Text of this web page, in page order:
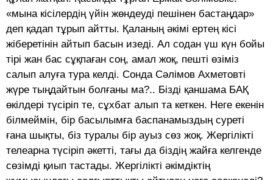
«мына кісілердің үйін жөндеуді пешінен бастаңдар»
деп қадап тұрып айтты. Қаланың әкімі ертең кісі
жіберетінін айтып басын изеді. Ал содан үш күн бойы
тірі жан бас сұқпаған соң, амал жоқ, пешті өзіміз
салып алуға тура келді. Сонда Сәлімов Ахметовті
жүре тыңдайтын болғаны ма?.. Бізді қаншама БАҚ
өкілдері түсіріп те, сұхбат алып та кеткен. Неге екенін
білмеймін, бір басылымға баспанамыздың суреті
ғана шықты, біз туралы бір ауыз сөз жоқ. Жергілікті
телеарна түсіріп әкетті, тағы да біздің жайға келгенде
сөзімді қиып тастады. Жергілікті әкімдіктің